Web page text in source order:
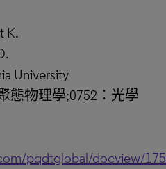
K.
University
態物理學;0752：光學
pqdtglobal/docview/